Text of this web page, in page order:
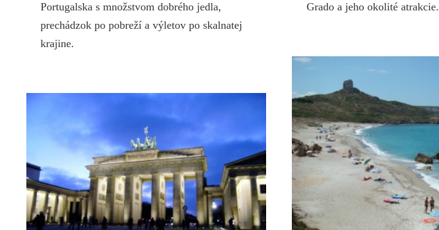
Portugalska s množstvom dobrého jedla,
prechádzok po pobreží a výletov po skalnatej
krajine.
Grado a jeho okolité atrakcie.